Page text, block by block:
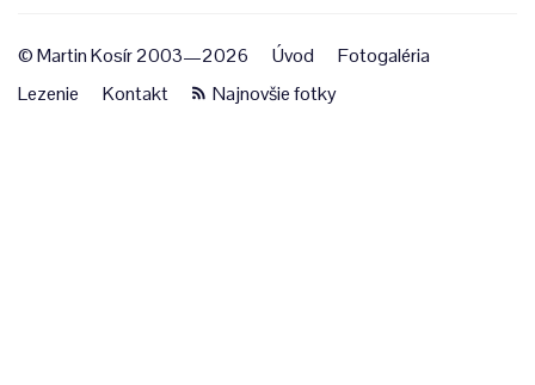
© Martin Kosír 2003—2026 Úvod
Fotogaléria
Lezenie
Kontakt Najnovšie fotky